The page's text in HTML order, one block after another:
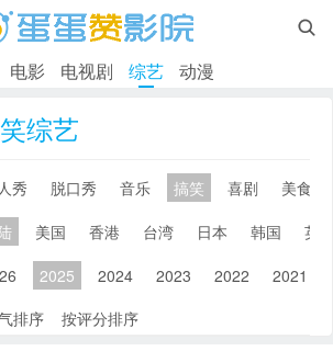

电影 电视剧 综艺 动漫
综艺
秀 脱口秀 音乐 搞笑 喜剧
美食
美国 香港 台湾 日本 韩国
英
2025 2024 2023 2022 2021
排序 按评分排序